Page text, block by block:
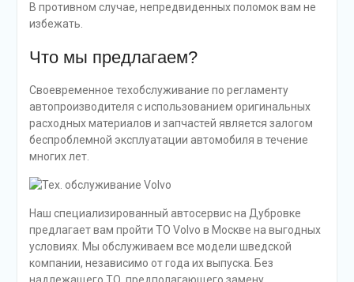
В противном случае, непредвиденных поломок вам не
избежать.
Что мы предлагаем?
Своевременное техобслуживание по регламенту
автопроизводителя с использованием оригинальных
расходных материалов и запчастей является залогом
беспроблемной эксплуатации автомобиля в течение
многих лет.
Наш специализированный автосервис на Дубровке
предлагает вам пройти ТО Volvo в Москве на выгодных
условиях. Мы обслуживаем все модели шведской
компании, независимо от года их выпуска. Без